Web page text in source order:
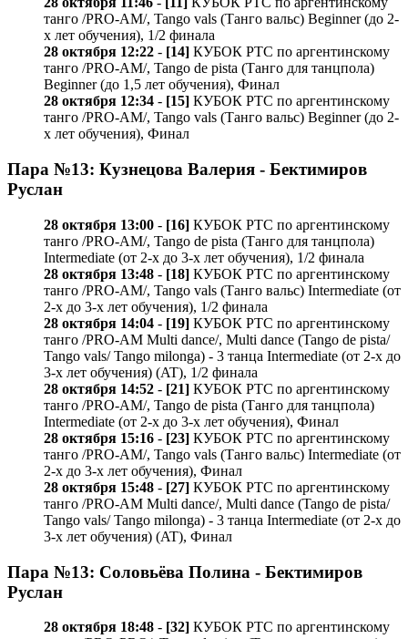
танго /PRO-AM/, Tango vals (Танго вальс) Beginner (до 2-
х лет обучения), 1/2 финала
28 октября 12:22 - [14] КУБОК РТС по аргентинскому
танго /PRO-AM/, Tango de pista (Танго для танцпола)
Beginner (до 1,5 лет обучения), Финал
28 октября 12:34 - [15] КУБОК РТС по аргентинскому
танго /PRO-AM/, Tango vals (Танго вальс) Beginner (до 2-
х лет обучения), Финал
Пара №13: Кузнецова Валерия - Бектимиров
Руслан
28 октября 13:00 - [16] КУБОК РТС по аргентинскому
танго /PRO-AM/, Tango de pista (Танго для танцпола)
Intermediate (от 2-х до 3-х лет обучения), 1/2 финала
28 октября 13:48 - [18] КУБОК РТС по аргентинскому
танго /PRO-AM/, Tango vals (Танго вальс) Intermediate (от
2-х до 3-х лет обучения), 1/2 финала
28 октября 14:04 - [19] КУБОК РТС по аргентинскому
танго /PRO-AM Multi dance/, Multi dance (Tango de pista/
Tango vals/ Tango milonga) - 3 танца Intermediate (от 2-х до
3-х лет обучения) (AT), 1/2 финала
28 октября 14:52 - [21] КУБОК РТС по аргентинскому
танго /PRO-AM/, Tango de pista (Танго для танцпола)
Intermediate (от 2-х до 3-х лет обучения), Финал
28 октября 15:16 - [23] КУБОК РТС по аргентинскому
танго /PRO-AM/, Tango vals (Танго вальс) Intermediate (от
2-х до 3-х лет обучения), Финал
28 октября 15:48 - [27] КУБОК РТС по аргентинскому
танго /PRO-AM Multi dance/, Multi dance (Tango de pista/
Tango vals/ Tango milonga) - 3 танца Intermediate (от 2-х до
3-х лет обучения) (AT), Финал
Пара №13: Соловьёва Полина - Бектимиров
Руслан
28 октября 18:48 - [32] КУБОК РТС по аргентинскому